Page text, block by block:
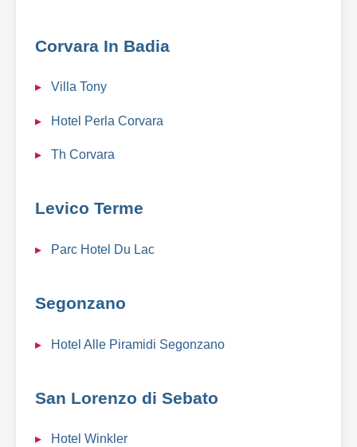
Corvara In Badia
Villa Tony
Hotel Perla Corvara
Th Corvara
Levico Terme
Parc Hotel Du Lac
Segonzano
Hotel Alle Piramidi Segonzano
San Lorenzo di Sebato
Hotel Winkler